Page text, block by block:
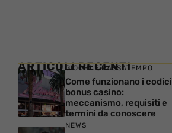
ARTICOLI RECENTI
GIOCHI E PASSATEMPO
Come funzionano i codici
bonus casino:
meccanismo, requisiti e
termini da conoscere
NEWS